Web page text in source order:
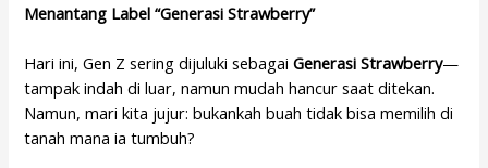
Menantang Label “Generasi Strawberry”
Hari ini, Gen Z sering dijuluki sebagaiGenerasi Strawberry—
tampak indah di luar, namun mudah hancur saat ditekan.
Namun, mari kita jujur: bukankah buah tidak bisa memilih di
tanah mana ia tumbuh?